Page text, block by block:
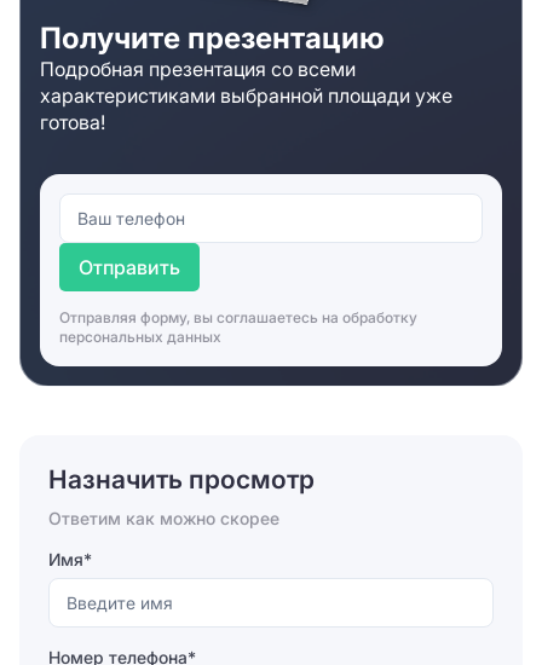
Получите презентацию
Подробная презентация со всеми
характеристиками выбранной площади уже
готова!
Отправить
Отправляя форму, вы соглашаетесь на обработку
персональных данных
Назначить просмотр
Ответим как можно скорее
Имя*
Номер телефона*